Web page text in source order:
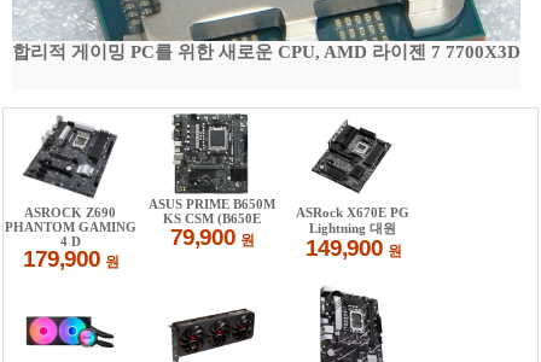
합리적 게이밍 PC를 위한 새로운 CPU, AMD 라이젠 7 7700X3D